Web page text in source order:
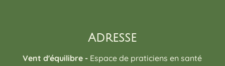
Adresse
Vent d'équilibre - Espace de praticiens en santé